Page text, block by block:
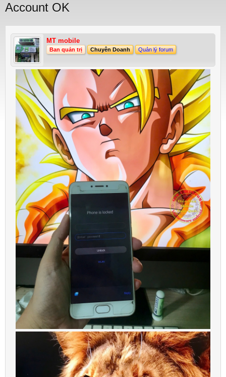
Account OK
MT mobile
Ban quản trị Chuyên Doanh Quản lý forum